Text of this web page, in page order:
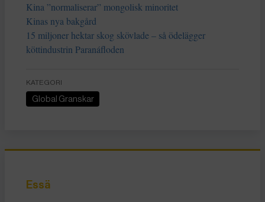
Kina ”normaliserar” mongolisk minoritet
Kinas nya bakgård
15 miljoner hektar skog skövlade – så ödelägger
köttindustrin Paranáfloden
KATEGORI
Global Granskar
Essä